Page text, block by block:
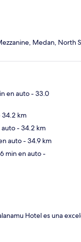
Medan, North
en auto- 33.0
34.2 km
auto- 34.2 km
auto- 34.9 km
min en auto-
Hotel es una